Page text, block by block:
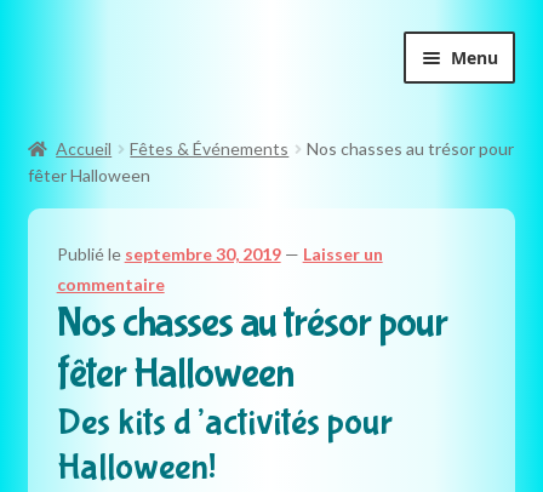
navigation
Menu
Accueil Fêtes & Événements
Nos chasses au trésor pour
fêter Halloween
Publié le septembre 30, 2019 — Laisser un
commentaire
Nos chasses au trésor pour
fêter Halloween
Des kits d’activités pour
Halloween!